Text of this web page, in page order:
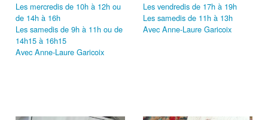
Les mercredis de 10h à 12h ou
de 14h à 16h
Les samedis de 9h à 11h ou de
14h15 à 16h15
Avec Anne-Laure Garicoix
Les vendredis de 17h à 19h
Les samedis de 11h à 13h
Avec Anne-Laure Garicoix